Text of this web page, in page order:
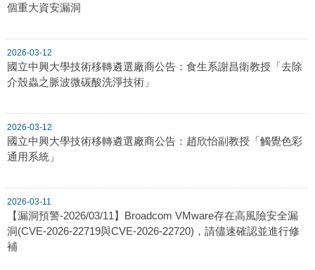
個重大資安漏洞
2026-03-12
國立中興大學技術移轉遴選廠商公告：食生系謝昌衛教授「去除
介殼蟲之脈波微碳酸洗淨技術」
2026-03-12
國立中興大學技術移轉遴選廠商公告：趙欣怡副教授「觸覺色彩
通用系統」
2026-03-11
【漏洞預警-2026/03/11】Broadcom VMware存在高風險安全漏
洞(CVE-2026-22719與CVE-2026-22720)，請儘速確認並進行修
補